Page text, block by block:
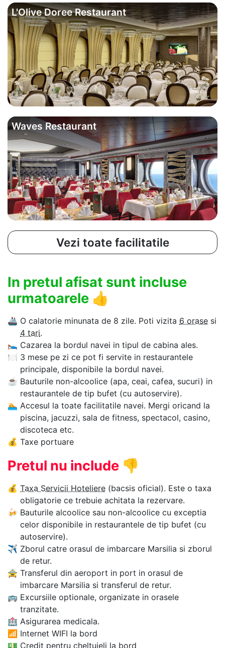
L'Olive Doree Restaurant
Waves Restaurant
Vezi toate facilitatile
In pretul afisat sunt incluse
urmatoarele 👍
🚢 O calatorie minunata de 8 zile. Poti vizita 6 orase si
4 tari.
🛌 Cazarea la bordul navei in tipul de cabina ales.
🍽 3 mese pe zi ce pot fi servite in restaurantele
principale, disponibile la bordul navei.
☕ Bauturile non-alcoolice (apa, ceai, cafea, sucuri) in
restaurantele de tip bufet (cu autoservire).
🏊‍ Accesul la toate facilitatile navei. Mergi oricand la
piscina, jacuzzi, sala de fitness, spectacol, casino,
discoteca etc.
💰 Taxe portuare
Pretul nu include 👎
💰 Taxa Servicii Hoteliere (bacsis oficial). Este o taxa
obligatorie ce trebuie achitata la rezervare.
🍻 Bauturile alcoolice sau non-alcoolice cu exceptia
celor disponibile in restaurantele de tip bufet (cu
autoservire).
✈ Zborul catre orasul de imbarcare Marsilia si zborul
de retur.
🚖 Transferul din aeroport in port in orasul de
imbarcare Marsilia si transferul de retur.
🚌 Excursiile optionale, organizate in orasele
tranzitate.
🏥 Asigurarea medicala.
📶 Internet WIFI la bord
💵 Credit pentru cheltuieli la bord